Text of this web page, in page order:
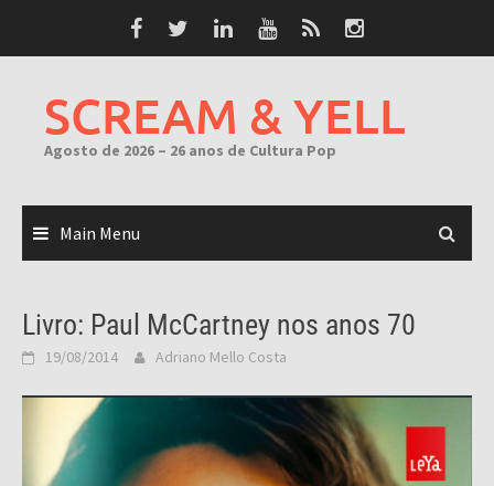
SCREAM & YELL
Agosto de 2026 – 26 anos de Cultura Pop
Main Menu
Livro: Paul McCartney nos anos 70
19/08/2014 Adriano Mello Costa